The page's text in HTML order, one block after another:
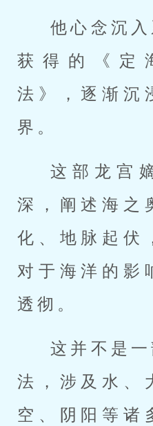
他心念沉
获得的《定
法》，逐渐沉
界。
这部龙宫
深，阐述海之
化、地脉起伏
对于海洋的影
透彻。
这并不是
法，涉及水、
空、阴阳等诸